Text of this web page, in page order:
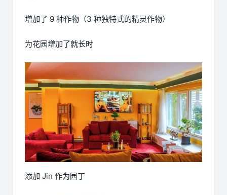
增加了 9 种作物（3 种独特式的精灵作物）
为花园增加了就长时
添加 Jin 作为园丁